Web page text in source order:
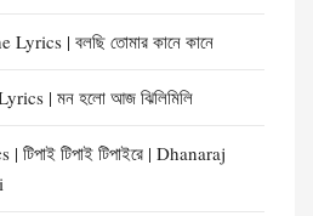
| বলছি তোমার কানে কানে
| মন হলো আজ ঝিলিমিলি
টিপাই টিপাইরে | Dhanaraj